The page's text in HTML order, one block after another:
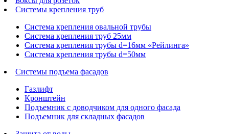
Системы крепления труб
Система крепления овальной трубы
Система крепления труб 25мм
Система крепления трубы d=16мм «Рейлинга»
Система крепления трубы d=50мм
Системы подъема фасадов
Газлифт
Кронштейн
Подъемник с доводчиком для одного фасада
Подъемник для складных фасадов